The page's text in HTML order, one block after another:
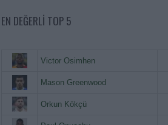
EN DEĞERLI TOP 5
Victor Osimhen
Mason Greenwood
Orkun Kökçü